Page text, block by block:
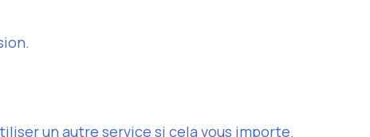
un autre service si cela vous importe.